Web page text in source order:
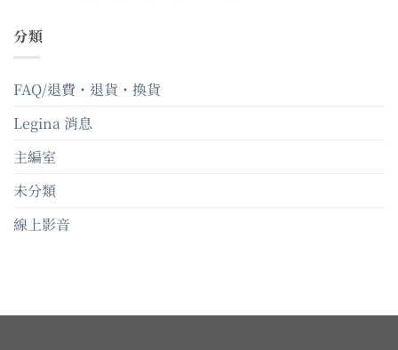
分類
FAQ/退費・退貨・換貨
Legina 消息
主編室
未分類
線上影音